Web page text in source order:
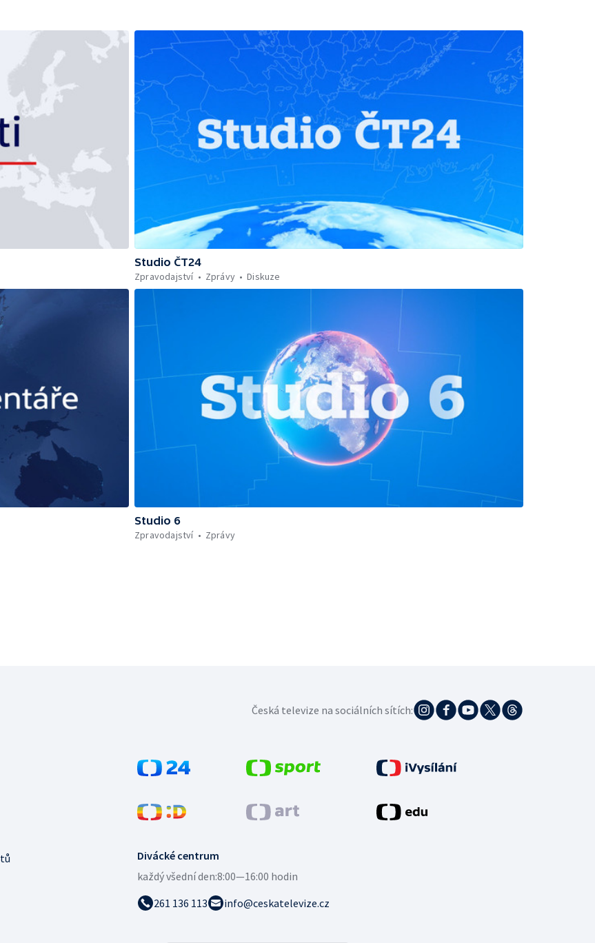
Studio ČT24
Zpravodajství
Zprávy Diskuze
Studio 6
Zpravodajství
Zprávy
Divácké centrum
každý všední den:8:00—16:00 hodin
261 136 113
info@ceskatelevize.cz
Česká televize na sociálních sítích: